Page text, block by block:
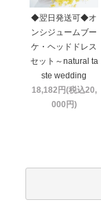
◆翌日発送可◆オ
ンシジュームブー
ケ・ヘッドドレス
セット～natural ta
ste wedding
18,182円(税込20,
000円)